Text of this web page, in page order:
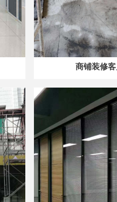
商铺装修